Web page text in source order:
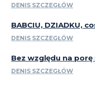
DENIS SZCZEGŁÓW
BABCIU, DZIADKU,
DENIS SZCZEGŁÓW
Bez względu na porę
DENIS SZCZEGŁÓW